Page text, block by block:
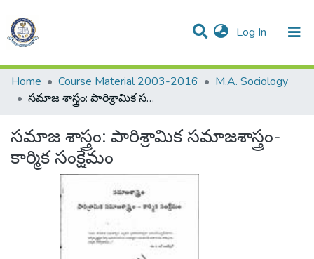
Log In (current)
Communities & Collections
Statistics
All of DSpace
Home
Course Material 2003-2016
M.A. Sociology
సమాజ శాస్త్రం: పారిశ్రామిక సమాజశాస్త్రం-కార్మిక సంక్షేమం
సమాజ శాస్త్రం: పారిశ్రామిక సమాజశాస్త్రం-
కార్మిక సంక్షేమం